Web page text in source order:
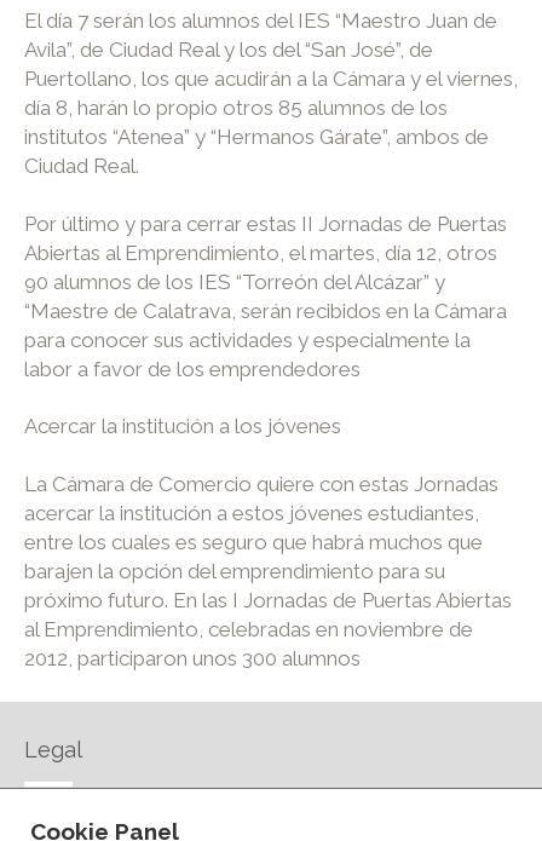
El día 7 serán los alumnos del IES “Maestro Juan de
Avila”, de Ciudad Real y los del “San José”, de
Puertollano, los que acudirán a la Cámara y el viernes,
día 8, harán lo propio otros 85 alumnos de los
institutos “Atenea” y “Hermanos Gárate”, ambos de
Ciudad Real.
Por último y para cerrar estas II Jornadas de Puertas
Abiertas al Emprendimiento, el martes, día 12, otros
90 alumnos de los IES “Torreón del Alcázar” y
“Maestre de Calatrava, serán recibidos en la Cámara
para conocer sus actividades y especialmente la
labor a favor de los emprendedores
Acercar la institución a los jóvenes
La Cámara de Comercio quiere con estas Jornadas
acercar la institución a estos jóvenes estudiantes,
entre los cuales es seguro que habrá muchos que
barajen la opción del emprendimiento para su
próximo futuro. En las I Jornadas de Puertas Abiertas
al Emprendimiento, celebradas en noviembre de
2012, participaron unos 300 alumnos
Legal
AVISO LEGAL
Cookie Panel